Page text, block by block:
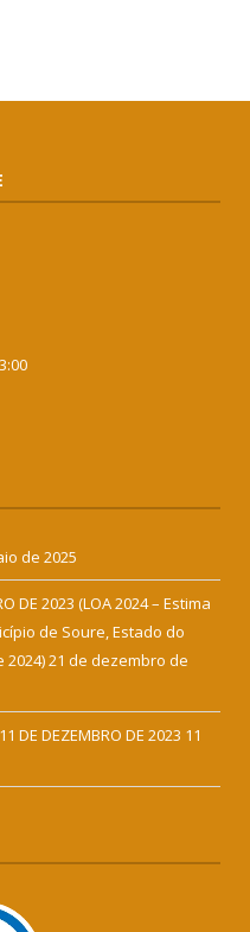
de 2025
DE 2023 (LOA 2024 – Estima
de Soure, Estado do
2024)21 de dezembro de
DE DEZEMBRO DE 2023 11